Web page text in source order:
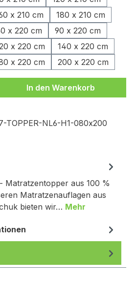
x 210 cm
180 x 210 cm
x 220 cm
90 x 220 cm
x 220 cm
140 x 220 cm
x 220 cm 200 x 220 cm
Gib den
In den Warenkorb
TOPPER-NL6-H1-080x200
Matratzentopper aus 100 %
Matratzenauflagen aus
bieten wir… Mehr